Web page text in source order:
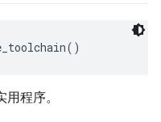
程序。